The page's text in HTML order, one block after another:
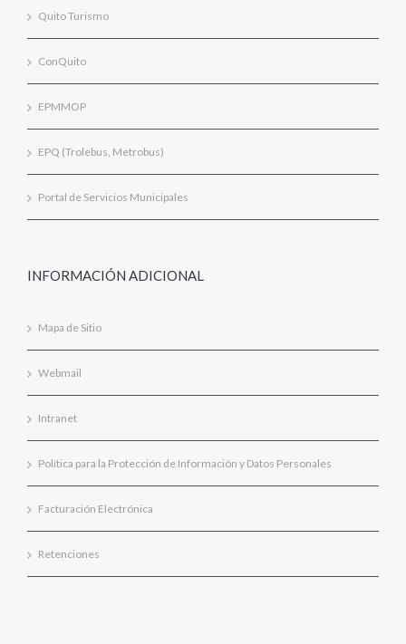
Quito Turismo
ConQuito
EPMMOP
EPQ (Trolebus, Metrobus)
Portal de Servicios Municipales
INFORMACIÓN ADICIONAL
Mapa de Sitio
Webmail
Intranet
Política para la Protección de Información y Datos Personales
Facturación Electrónica
Retenciones